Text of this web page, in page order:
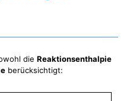
die Reaktionsenthalpie
berücksichtigt: